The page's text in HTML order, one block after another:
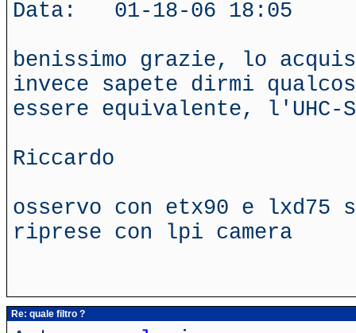
Data: 01-18-06 18:05
benissimo grazie, lo
invece sapete dirmi
essere equivalente, l'UHC-
Riccardo
osservo con etx90 e lxd75
riprese con lpi camera
Re: quale filtro ?